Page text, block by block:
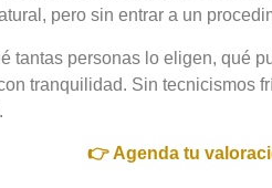
pero sin entrar a un
tantas personas lo eligen, qué
tranquilidad. Sin tecnicismos
👉 Agenda tu